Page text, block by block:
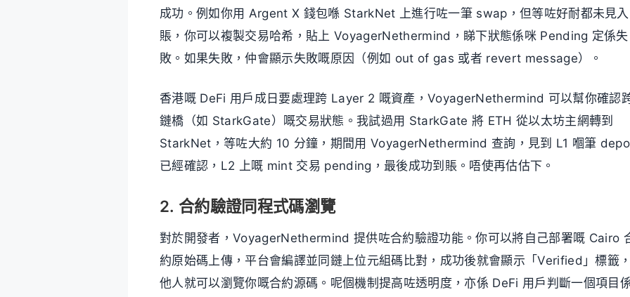
成功。例如你用 Argent X 錢包喺 StarkNet 上進行咗一筆 swap，但等咗好耐都未見入
賬，你可以複製交易哈希，貼上 VoyagerNethermind，睇下狀態係咪 Pending 定係失
敗。如果失敗，仲會顯示失敗嘅原因（例如 out of gas 或者 revert message）。
香港嘅 DeFi 用戶成日要處理跨 Layer 2 嘅資產，VoyagerNethermind 可以幫你確認
鏈橋（如 StarkGate）嘅交易狀態。我試過用 StarkGate 將 ETH 從以太坊主網轉到
StarkNet，等咗大約 10 分鐘，期間用 VoyagerNethermind 查詢，見到 L1 嗰筆
已經確認，L2 上嘅 mint 交易 pending，最後成功到賬。唔使再估估下。
2. 合約驗證同程式碼瀏覽
對於開發者，VoyagerNethermind 提供咗合約驗證功能。你可以將自己部署嘅 Cairo
約原始碼上傳，平台會編譯並同鏈上位元組碼比對，成功後就會顯示「Verified」標籤
他人就可以瀏覽你嘅合約源碼。呢個機制提高咗透明度，亦係 DeFi 用戶判斷一個項目